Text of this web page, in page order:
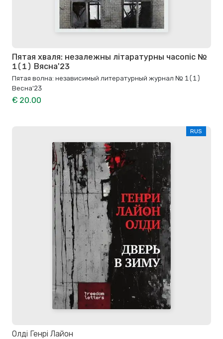
Пятая хваля: незалежны літаратурны часопіс №
1(1) Вясна'23
Пятая волна: независимый литературный журнал № 1(1)
Весна'23
€ 20.00
RUS
Олді Генрі Лайон